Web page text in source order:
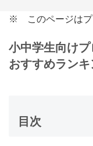
※ このページはプ
小中学生向け
おすすめランキ
目次